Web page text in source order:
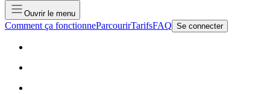
Ouvrir le menu
Comment ça fonctionneParcourirTarifsFAQ Se connecter